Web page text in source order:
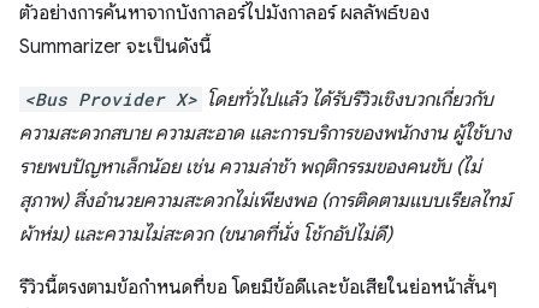
ตัวอย่างการค้นหาจากบังกาลอร์ไปมังกาลอร์ ผลลัพธ์ของ
Summarizer จะเป็นดังนี้
<Bus Provider X> โดยทั่วไปแล้ว ได้รับรีวิวเชิงบวกเกี่ยวกับ
ความสะดวกสบาย ความสะอาด และการบริการของพนักงาน ผู้ใช้บาง
รายพบปัญหาเล็กน้อย เช่น ความล่าช้า พฤติกรรมของคนขับ (ไม่
สุภาพ) สิ่งอำนวยความสะดวกไม่เพียงพอ (การติดตามแบบเรียลไทม์
ผ้าห่ม) และความไม่สะดวก (ขนาดที่นั่ง โช้กอัปไม่ดี)
รีวิวนี้ตรงตามข้อกำหนดที่ขอ โดยมีข้อดีและข้อเสียในย่อหน้าสั้นๆ